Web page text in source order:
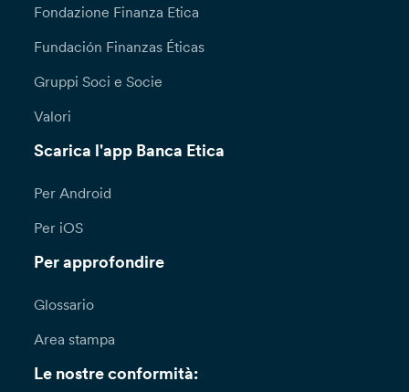
Fondazione Finanza Etica
Fundación Finanzas Éticas
Gruppi Soci e Socie
Valori
Scarica l'app Banca Etica
Per Android
Per iOS
Per approfondire
Glossario
Area stampa
Le nostre conformità: